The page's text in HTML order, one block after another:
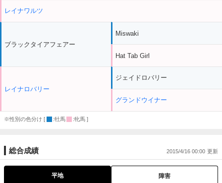
レイナワルツ
ブラックタイアフェアー
レイナロバリー
Miswaki
Hat Tab Girl
ジェイドロバリー
グランドウイナー
※性別の色分け [ :牡馬 :牝馬 ]
総合成績 2015/4/16 00:00
平地 障害